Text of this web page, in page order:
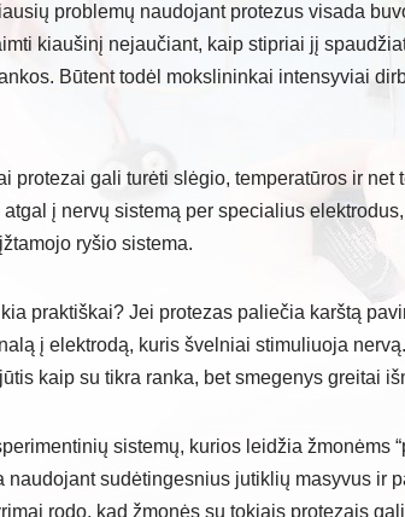
problemų naudojant protezus visada
kiaušinį nejaučiant, kaip stipriai jį
Būtent todėl mokslininkai intensyviai
protezai gali turėti slėgio, temperatūros ir
į nervų sistemą per specialius
ryšio sistema.
praktiškai? Jei protezas paliečia karštą
į elektrodą, kuris švelniai stimuliuoja
kaip su tikra ranka, bet smegenys greitai
sistemų, kurios leidžia žmonėms
naudojant sudėtingesnius jutiklių masyvus ir
rodo, kad žmonės su tokiais protezais